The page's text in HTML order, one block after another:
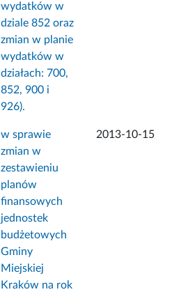
wydatków w
dziale 852 oraz
zmian w planie
wydatków w
działach: 700,
852, 900 i
926).
w sprawie
zmian w
zestawieniu
planów
finansowych
jednostek
budżetowych
Gminy
Miejskiej
Kraków na rok
2013-10-15